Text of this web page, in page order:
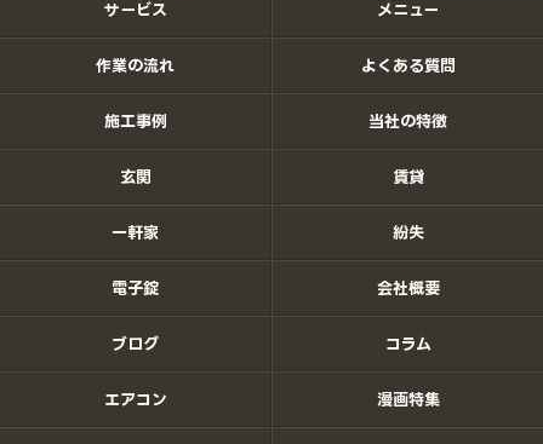
サービス メニュー
作業の流れ よくある質問
施工事例 当社の特徴
玄関 賃貸
一軒家 紛失
電子錠 会社概要
ブログ コラム
エアコン 漫画特集